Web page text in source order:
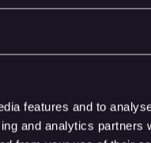
features and to
and analytics partners
en dat je
waar ze aan toe
van je werk. in een
maakt dit het